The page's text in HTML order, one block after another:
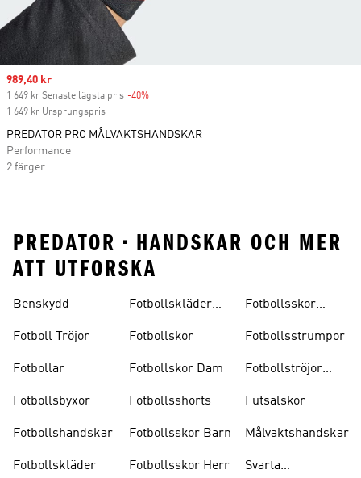
Sale price
989,40 kr
1 649 kr Senaste lägsta pris -40%
1 649 kr Ursprungspris
PREDATOR PRO MÅLVAKTSHANDSKAR
Performance
2 färger
PREDATOR • HANDSKAR OCH MER
ATT UTFORSKA
Benskydd
Fotboll Tröjor
Fotbollar
Fotbollsbyxor
Fotbollshandskar
Fotbollskläder
Fotbollskläder
Fotbollskor
Fotbollskor Dam
Fotbollsshorts
Fotbollsskor Barn
Fotbollsskor Herr
Fotbollsskor
Fotbollsstrumpor
Fotbollströjor
Futsalskor
Målvaktshandskar
Svarta